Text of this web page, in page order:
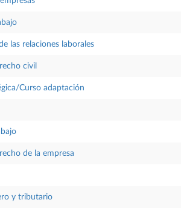
las relaciones laborales
civil
Curso adaptación
de la empresa
y tributario